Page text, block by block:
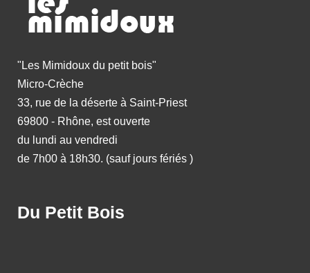
"Les Mimidoux du petit bois"
Micro-Crèche
33, rue de la déserte à Saint-Priest
69800 - Rhône, est ouverte
du lundi au vendredi
de 7h00 à 18h30. (sauf jours fériés )
Du Petit Bois